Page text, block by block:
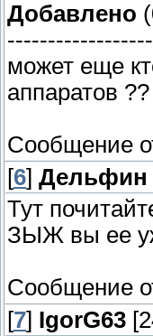
Добавлено
может еще
аппаратов ??
Сообщение
[6] Дельфин
Тут
ЗЫЖ вы ее
Сообщение
[7] IgorG63